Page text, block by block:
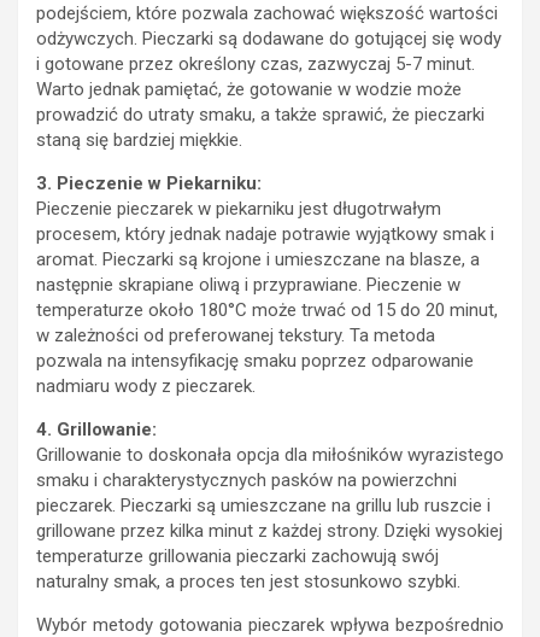
podejściem, które pozwala zachować większość wartości
odżywczych. Pieczarki są dodawane do gotującej się wody
i gotowane przez określony czas, zazwyczaj 5-7 minut.
Warto jednak pamiętać, że gotowanie w wodzie może
prowadzić do utraty smaku, a także sprawić, że pieczarki
staną się bardziej miękkie.
3. Pieczenie w Piekarniku:
Pieczenie pieczarek w piekarniku jest długotrwałym
procesem, który jednak nadaje potrawie wyjątkowy smak i
aromat. Pieczarki są krojone i umieszczane na blasze, a
następnie skrapiane oliwą i przyprawiane. Pieczenie w
temperaturze około 180°C może trwać od 15 do 20 minut,
w zależności od preferowanej tekstury. Ta metoda
pozwala na intensyfikację smaku poprzez odparowanie
nadmiaru wody z pieczarek.
4. Grillowanie:
Grillowanie to doskonała opcja dla miłośników wyrazistego
smaku i charakterystycznych pasków na powierzchni
pieczarek. Pieczarki są umieszczane na grillu lub ruszcie i
grillowane przez kilka minut z każdej strony. Dzięki wysokiej
temperaturze grillowania pieczarki zachowują swój
naturalny smak, a proces ten jest stosunkowo szybki.
Wybór metody gotowania pieczarek wpływa bezpośrednio